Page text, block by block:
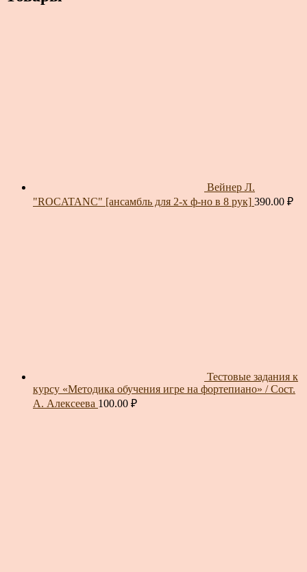
Вейнер Л.
"ROCATANC" [ансамбль для 2-х ф-но в 8 рук] 390.00 ₽
Тестовые задания к
курсу «Методика обучения игре на фортепиано» / Сост.
А. Алексеева 100.00 ₽